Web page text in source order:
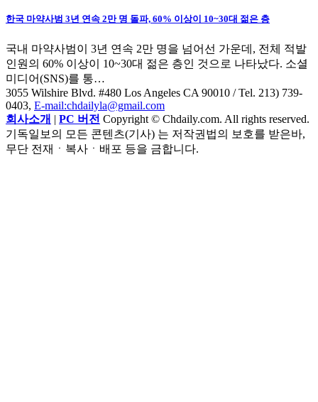
한국 마약사범 3년 연속 2만 명 돌파, 60% 이상이 10~30대 젊은 층
국내 마약사범이 3년 연속 2만 명을 넘어선 가운데, 전체 적발
인원의 60% 이상이 10~30대 젊은 층인 것으로 나타났다. 소셜
미디어(SNS)를 통…
3055 Wilshire Blvd. #480 Los Angeles CA 90010 / Tel. 213) 739-
0403, E-mail:chdailyla@gmail.com
회사소개 | PC 버전 Copyright © Chdaily.com. All rights reserved.
기독일보의 모든 콘텐츠(기사) 는 저작권법의 보호를 받은바,
무단 전재ㆍ복사ㆍ배포 등을 금합니다.